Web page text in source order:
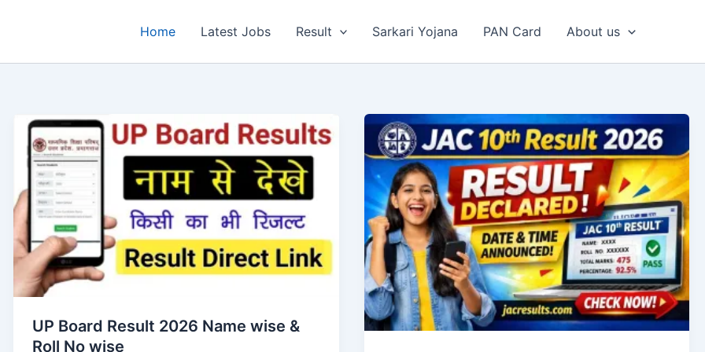
Home Latest Jobs Result Sarkari Yojana PAN Card About us
UP Board Result 2026 Name wise &
Roll No wise